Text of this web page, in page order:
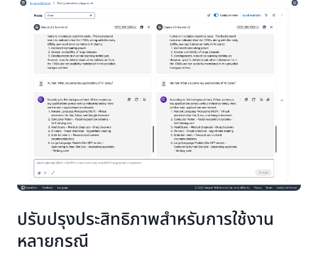
ปรับปรุงประสิทธิภาพสำหรับการใช้งาน
หลายกรณี